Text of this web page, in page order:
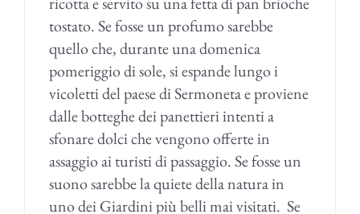
tostato. Se fosse un profumo sarebbe
quello che, durante una domenica
pomeriggio di sole, si espande lungo i
vicoletti del paese di Sermoneta e proviene
dalle botteghe dei panettieri intenti a
sfonare dolci che vengono offerte in
assaggio ai turisti di passaggio. Se fosse un
suono sarebbe la quiete della natura in
uno dei Giardini più belli mai visitati. Se